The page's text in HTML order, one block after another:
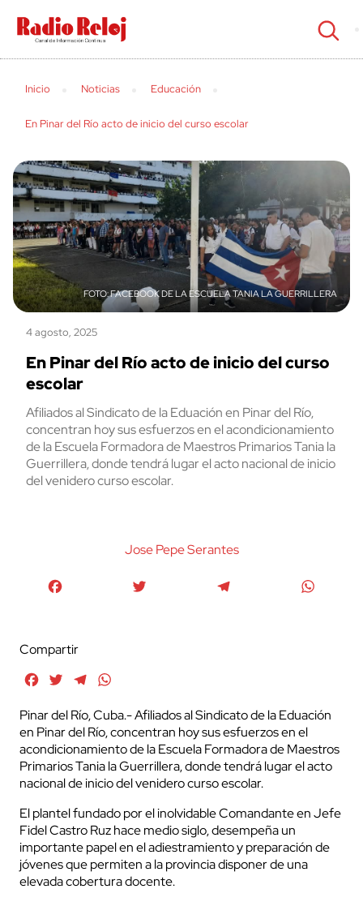
cerrar
Inicio Noticias Educación
En Pinar del Río acto de inicio del curso escolar
FACEBOOK DE LA ESCUELA TANIA LA GUERRILLERA
4 agosto, 2025
En Pinar del Río acto de inicio del curso
escolar
Afiliados al Sindicato de la Eduación en Pinar del Río,
concentran hoy sus esfuerzos en el acondicionamiento
de la Escuela Formadora de Maestros Primarios Tania la
Guerrillera, donde tendrá lugar el acto nacional de inicio
del venidero curso escolar.
Jose Pepe Serantes
Compartir
FacebookTwitterTelegram
Pinar del Río, Cuba.- Afiliados al Sindicato de la Eduación
en Pinar del Río, concentran hoy sus esfuerzos en el
acondicionamiento de la Escuela Formadora de Maestros
Primarios Tania la Guerrillera, donde tendrá lugar el acto
nacional de inicio del venidero curso escolar.
El plantel fundado por el inolvidable Comandante en Jefe
Fidel Castro Ruz hace medio siglo, desempeña un
importante papel en el adiestramiento y preparación de
jóvenes que permiten a la provincia disponer de una
elevada cobertura docente.